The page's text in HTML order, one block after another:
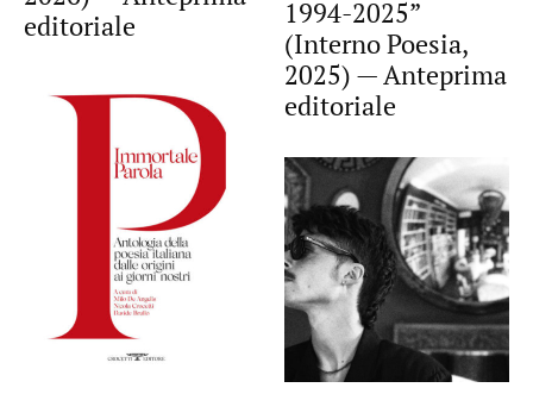
editoriale
1994-2025”
(Interno Poesia,
2025) — Anteprima
editoriale